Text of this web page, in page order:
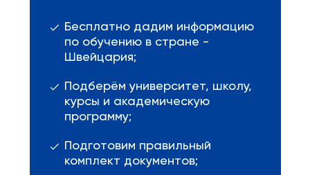
Бесплатно дадим информацию
по обучению в стране -
Швейцария;
Подберём университет, школу,
курсы и академическую
программу;
Подготовим правильный
комплект документов;